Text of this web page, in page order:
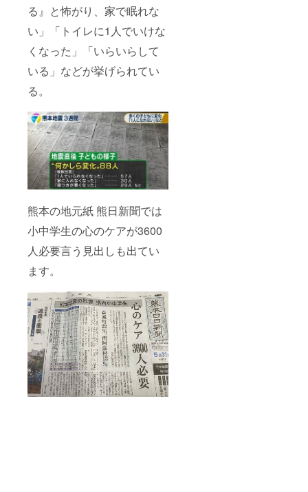
る』と怖がり、家で眠れな
い」「トイレに1人でいけな
くなった」「いらいらして
いる」などが挙げられてい
る。
熊本の地元紙 熊日新聞では
小中学生の心のケアが3600
人必要言う見出しも出てい
ます。